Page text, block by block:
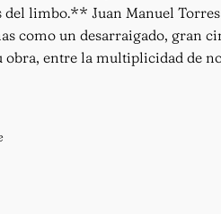
del limbo.** Juan Manuel Torres
como un desarraigado, gran
entre la multiplicidad de